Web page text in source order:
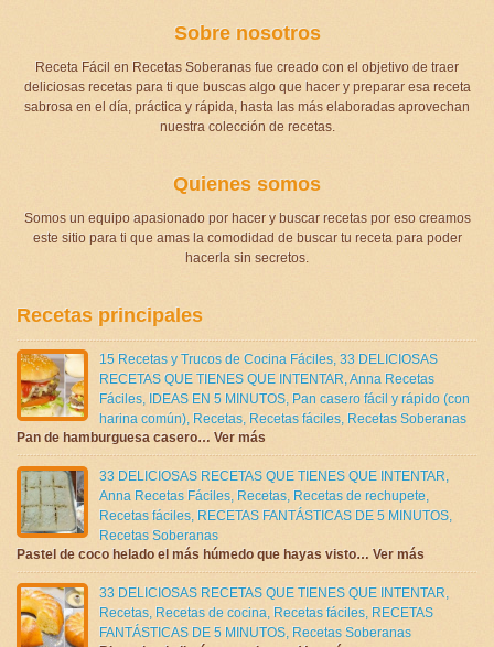
Sobre nosotros
Receta Fácil en Recetas Soberanas fue creado con el objetivo de traer
deliciosas recetas para ti que buscas algo que hacer y preparar esa receta
sabrosa en el día, práctica y rápida, hasta las más elaboradas aprovechan
nuestra colección de recetas.
Quienes somos
Somos un equipo apasionado por hacer y buscar recetas por eso creamos
este sitio para ti que amas la comodidad de buscar tu receta para poder
hacerla sin secretos.
Recetas principales
15 Recetas y Trucos de Cocina Fáciles, 33 DELICIOSAS
RECETAS QUE TIENES QUE INTENTAR,Anna Recetas
Fáciles, IDEAS EN 5 MINUTOS, Pan casero fácil y rápido (con
harina común), Recetas, Recetas fáciles, Recetas Soberanas
Pan de hamburguesa casero… Ver más
33 DELICIOSAS RECETAS QUE TIENES QUE INTENTAR,
Anna Recetas Fáciles, Recetas, Recetas de rechupete,
Recetas fáciles, RECETAS FANTÁSTICAS DE 5 MINUTOS,
Recetas Soberanas
Pastel de coco helado el más húmedo que hayas visto… Ver más
33 DELICIOSAS RECETAS QUE TIENES QUE INTENTAR,
Recetas, Recetas de cocina, Recetas fáciles, RECETAS
FANTÁSTICAS DE 5 MINUTOS, Recetas Soberanas